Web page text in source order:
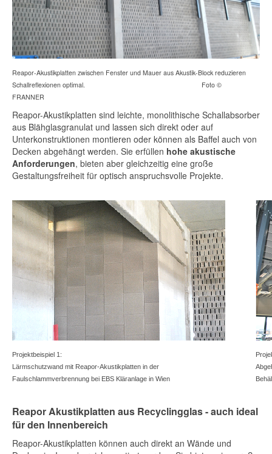
Reapor-Akustikplatten zwischen Fenster und Mauer aus Akustik-Block reduzieren
Schallreflexionen optimal. Foto ©
FRANNER
Reapor-Akustikplatten sind leichte, monolithische Schallabsorber
aus Blähglasgranulat und lassen sich direkt oder auf
Unterkonstruktionen montieren oder können als Baffel auch von
Decken abgehängt werden. Sie erfüllen hohe akustische
Anforderungen, bieten aber gleichzeitig eine große
Gestaltungsfreiheit für optisch anspruchsvolle Projekte.
Projektbeispiel 1:
Lärmschutzwand mit Reapor-Akustikplatten in der
Faulschlammverbrennung bei EBS Kläranlage in Wien
Reapor Akustikplatten aus Recyclingglas - auch ideal
für den Innenbereich
Reapor-Akustikplatten können auch direkt an Wände und